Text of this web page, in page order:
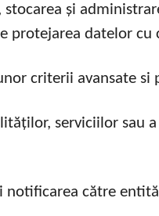
stocarea și
protejarea datelor cu
criterii avansate si
serviciilor sau
notificarea către